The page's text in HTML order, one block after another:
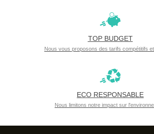
TOP BUDGET
Nous vous proposons des tarifs compétitifs
ECO RESPONSABLE
Nous limitons notre impact sur